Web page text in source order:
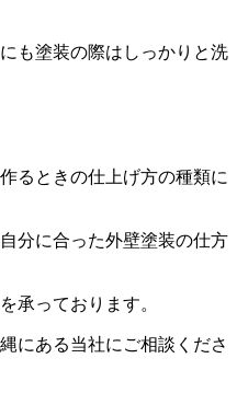
も塗装の際はしっかりと洗
るときの仕上げ方の種類に
分に合った外壁塗装の仕方
承っております。
にある当社にご相談くださ